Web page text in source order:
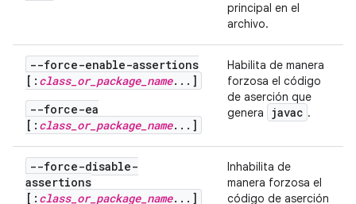
principal en el
archivo.
--force-enable-assertions
[: class_or_package_name...]
--force-ea
[: class_or_package_name...]
Habilita de manera
forzosa el código
de aserción que
genera
javac .
--force-disable-
assertions
[: class_or_package_name...]
Inhabilita de
manera forzosa el
código de aserción